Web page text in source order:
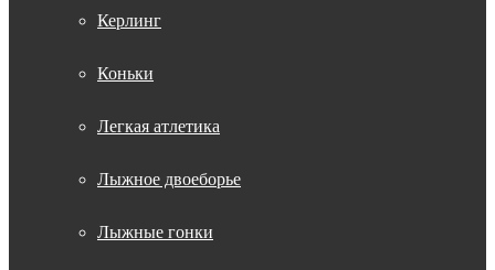
Керлинг
Коньки
Легкая атлетика
Лыжное двоеборье
Лыжные гонки